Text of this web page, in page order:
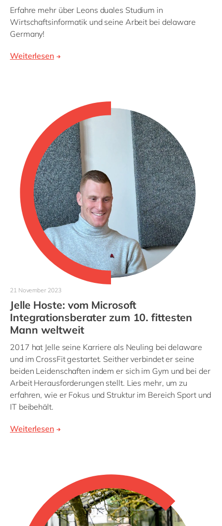
Erfahre mehr über Leons duales Studium in
Wirtschaftsinformatik und seine Arbeit bei delaware
Germany!
Weiterlesen
21 November 2023
Jelle Hoste: vom Microsoft
Integrationsberater zum 10. fittesten
Mann weltweit
2017 hat Jelle seine Karriere als Neuling bei delaware
und im CrossFit gestartet. Seither verbindet er seine
beiden Leidenschaften indem er sich im Gym und bei der
Arbeit Herausforderungen stellt. Lies mehr, um zu
erfahren, wie er Fokus und Struktur im Bereich Sport und
IT beibehält.
Weiterlesen